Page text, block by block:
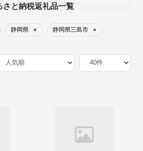
さと納税返礼品一覧
静岡県 × 静岡県三島市 ×